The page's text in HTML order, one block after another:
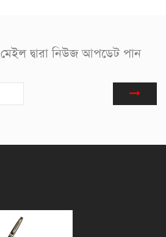
মেইল দ্বারা নিউজ আপডেট পান